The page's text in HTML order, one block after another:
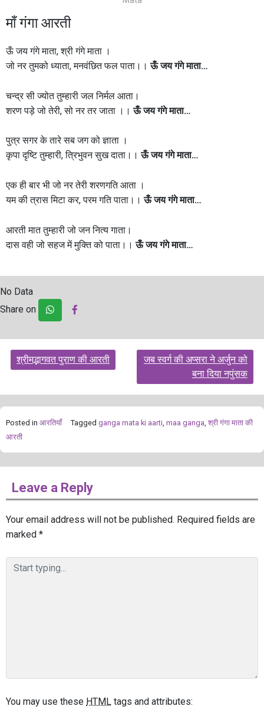
माँ गंगा आरती
ऊँ जय गंगे माता, श्री गंगे माता ।
जो नर तुमको ध्याता, मनवंछित फल पाता।।ऊँ जय गंगे माता…
चन्द्र सी ज्योत तुम्हारी जल निर्मल आता।
शरण पड़े जो तेरी, सो नर तर जाता ।।ऊँ जय गंगे माता…
पुत्र सगर के तारे सब जग को ज्ञाता ।
कृपा दृष्टि तुम्हारी, त्रिभुवन सुख दाता।।ऊँ जय गंगे माता…
एक ही बार भी जो नर तेरी शरणगति आता ।
यम की त्रास मिटा कर, परम गति पाता।।ऊँ जय गंगे माता…
आरती मात तुम्हारी जो जन नित्य गाता।
दास वही जो सहज में मुक्ति को पाता।।ऊँ जय गंगे माता…
No Data
Share on
Post
navigation
श्रीमद्भागवत पुराण की आरती
जब स्वर्ग की अप्सरा ने अर्जुन को
बना दिया नपुंसक
Posted in आरतियाँ Tagged ganga mata ki aarti maa ganga श्री गंगा माता की
आरती
Leave a Reply
Your email address will not be published. Required fields are
marked *
You may use these HTML tags and attributes: